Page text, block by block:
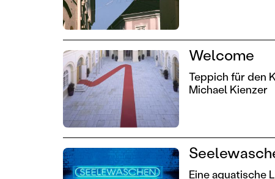
Welcome
Teppich für den
Michael Kienzer
Eine aquatische